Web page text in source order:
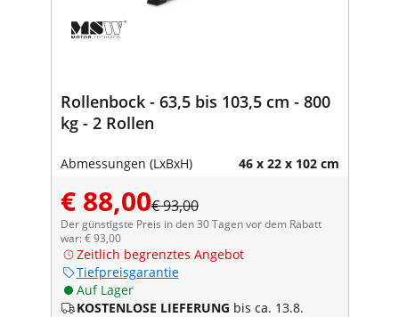
Rollenbock - 63,5 bis 103,5 cm - 800
kg - 2 Rollen
Abmessungen (LxBxH) 46 x 22 x 102 cm
€ 88,00€ 93,00
Der günstigste Preis in den 30 Tagen vor dem Rabatt
war: € 93,00
Zeitlich begrenztes Angebot
Tiefpreisgarantie
Auf Lager
KOSTENLOSE LIEFERUNG bis ca. 13.8.